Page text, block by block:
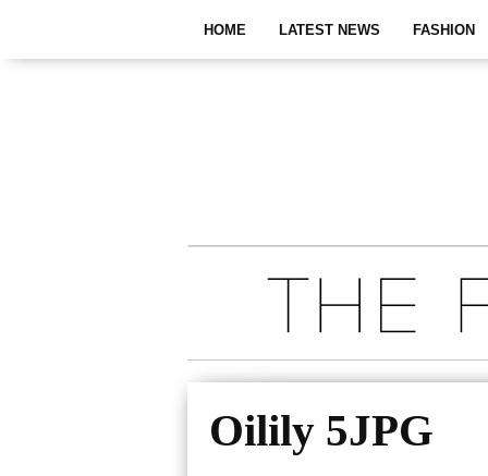
HOME LATEST NEWS FASHION
Oilily 5JPG